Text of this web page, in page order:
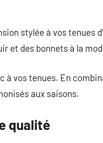
stylée à vos tenues
et des bonnets à la
à vos tenues. En
aux saisons.
qualité